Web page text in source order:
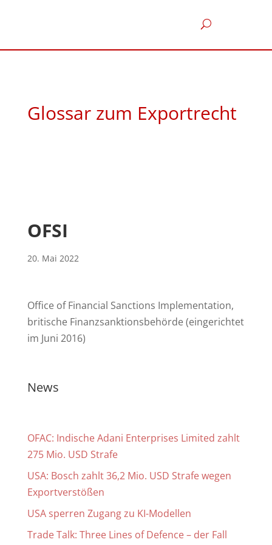
Glossar zum Exportrecht
OFSI
20. Mai 2022
Office of Financial Sanctions Implementation,
britische Finanzsanktionsbehörde (eingerichtet
im Juni 2016)
News
OFAC: Indische Adani Enterprises Limited zahlt
275 Mio. USD Strafe
USA: Bosch zahlt 36,2 Mio. USD Strafe wegen
Exportverstößen
USA sperren Zugang zu KI-Modellen
Trade Talk: Three Lines of Defence – der Fall